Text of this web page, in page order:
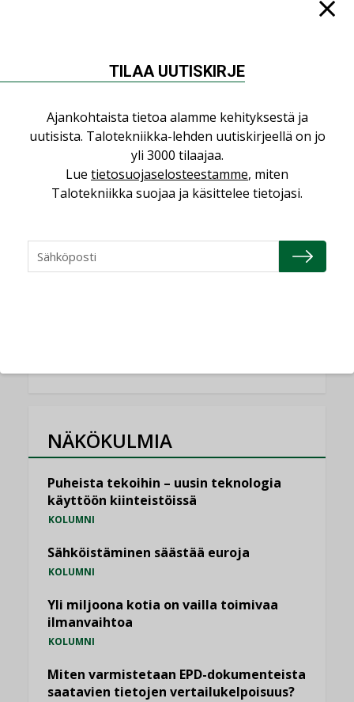
saman katon alle”
AJANKOHTAISTA
Sähköistyminen kasvaa voimakkaasti:
”Tulevat kilpailuedut syntyvät, kun
erilliset teknologiat tuodaan yhteen”
AJANKOHTAISTA,TILAAJILLE
Puutteellinen eristys lisää lämpöhäviöitä
Kaivamattomat menetelmät
vakiinnuttavat asemansa taloyhtiöissä
NÄKÖKULMIA
Puheista tekoihin – uusin teknologia
käyttöön kiinteistöissä
KOLUMNI
Sähköistäminen säästää euroja
KOLUMNI
Yli miljoona kotia on vailla toimivaa
ilmanvaihtoa
KOLUMNI
Miten varmistetaan EPD-dokumenteista
saatavien tietojen vertailukelpoisuus?
TILAA UUTISKIRJE
Ajankohtaista tietoa alamme kehityksestä ja
uutisista. Talotekniikka-lehden uutiskirjeellä on jo
yli 3000 tilaajaa.
Lue tietosuojaselosteestamme, miten
Talotekniikka suojaa ja käsittelee tietojasi.